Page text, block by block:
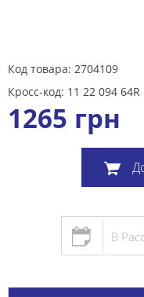
Код товара: 2704109
Кросс-код: 11 22 094 64R
1265 грн
В